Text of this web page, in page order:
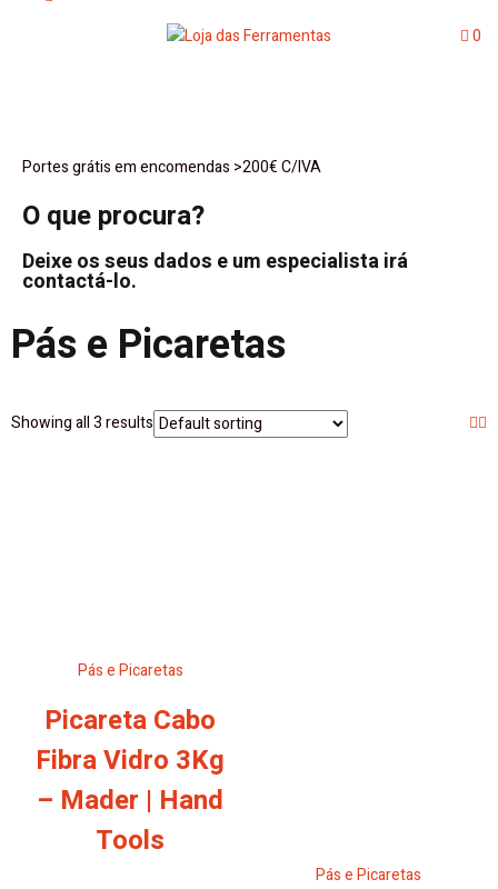
0
Portes grátis em encomendas >200€ C/IVA
O que procura?
Deixe os seus dados e um especialista irá
contactá-lo.
Pás e Picaretas
Showing all 3 results
Pás e Picaretas
Picareta Cabo
Fibra Vidro 3Kg
– Mader | Hand
Tools
Pás e Picaretas